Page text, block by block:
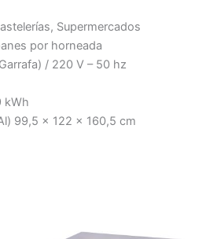
Supermercados
por horneada
/ 220 V – 50 hz
kWh
99,5 x 122 x 160,5 cm